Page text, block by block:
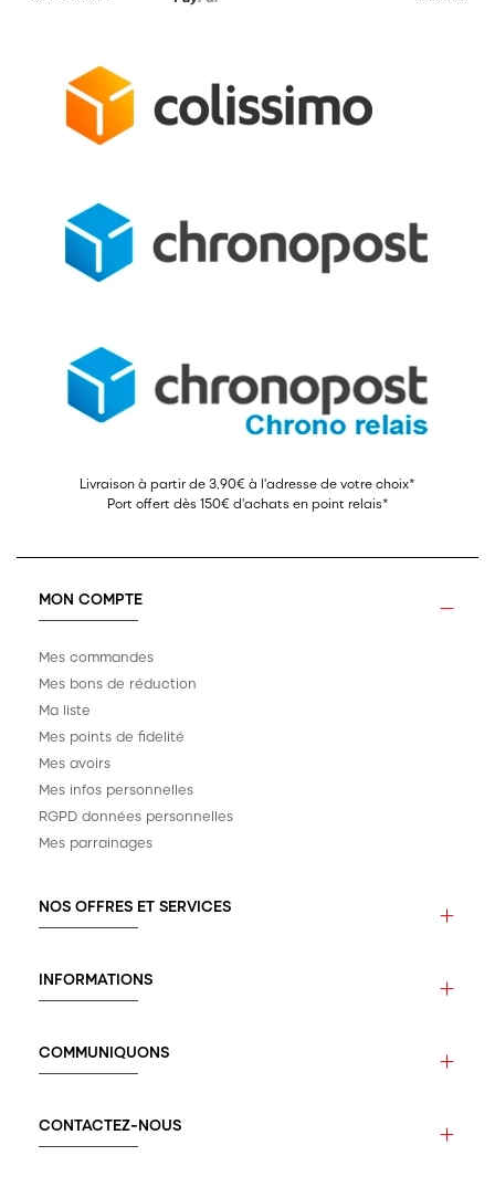
Livraison à partir de 3,90€ à l'adresse de votre choix*
Port offert dès 150€ d'achats en point relais*
MON COMPTE
Mes commandes
Mes bons de réduction
Ma liste
Mes points de fidelité
Mes avoirs
Mes infos personnelles
RGPD données personnelles
Mes parrainages
NOS OFFRES ET SERVICES
INFORMATIONS
COMMUNIQUONS
CONTACTEZ-NOUS